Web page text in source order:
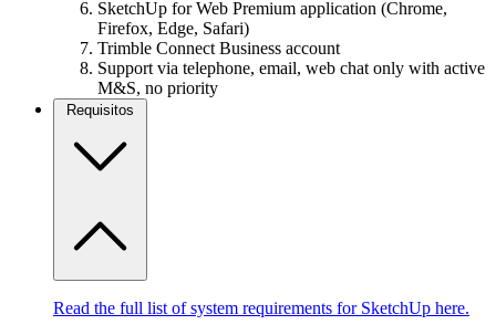
SketchUp for Web Premium application (Chrome,
Firefox, Edge, Safari)
Trimble Connect Business account
Support via telephone, email, web chat only with active
M&S, no priority
Requisitos
Read the full list of system requirements for SketchUp here.